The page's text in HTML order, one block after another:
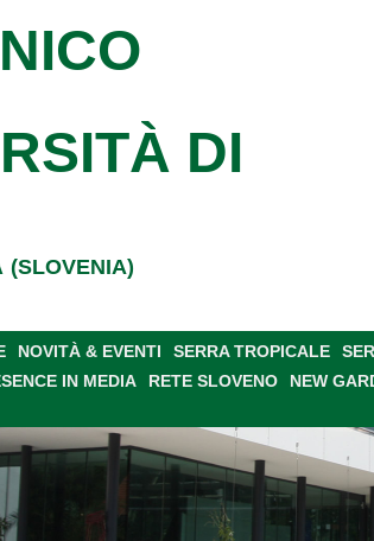
DI
(SLOVENIA)
NOVITÀ & EVENTI SERRA TROPICALE
IN MEDIA RETE SLOVENO NEW